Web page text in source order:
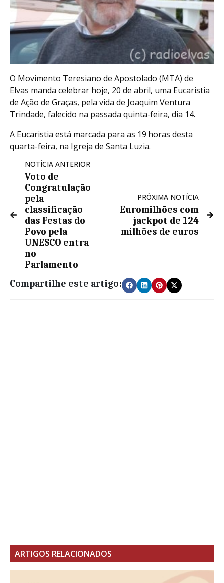
O Movimento Teresiano de Apostolado (MTA) de
Elvas manda celebrar hoje, 20 de abril, uma Eucaristia
de Ação de Graças, pela vida de Joaquim Ventura
Trindade, falecido na passada quinta-feira, dia 14.
A Eucaristia está marcada para as 19 horas desta
quarta-feira, na Igreja de Santa Luzia.
NOTÍCIA ANTERIOR
Voto de
Congratulação
pela
classificação
das Festas do
Povo pela
UNESCO entra
no
Parlamento
PRÓXIMA NOTÍCIA
Euromilhões com
jackpot de 124
milhões de euros
Compartilhe este artigo:
ARTIGOS RELACIONADOS